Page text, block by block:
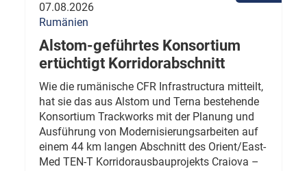
07.08.2026
Rumänien
Alstom-geführtes Konsortium
ertüchtigt Korridorabschnitt
Wie die rumänische CFR Infrastructura mitteilt,
hat sie das aus Alstom und Terna bestehende
Konsortium Trackworks mit der Planung und
Ausführung von Modernisierungsarbeiten auf
einem 44 km langen Abschnitt des Orient/East-
Med TEN-T Korridorausbauprojekts Craiova –